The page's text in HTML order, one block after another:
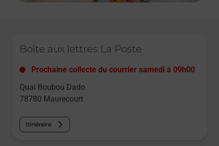
Boîte aux lettres La Poste
Prochaine collecte du courrier samedi à 09h00
Quai Boubou Dado
78780 Maurecourt
Itinéraire